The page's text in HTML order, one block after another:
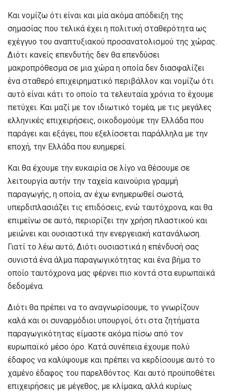
Και νομίζω ότι είναι και μία ακόμα απόδειξη της
σημασίας που τελικά έχει η πολιτική σταθερότητα ως
εχέγγυο του αναπτυξιακού προσανατολισμού της χώρας.
Διότι κανείς επενδυτής δεν θα επενδύσει
μακροπρόθεσμα σε μια χώρα η οποία δεν διασφαλίζει
ένα σταθερό επιχειρηματικό περιβάλλον και νομίζω ότι
αυτό είναι κάτι το οποίο τα τελευταία χρόνια το έχουμε
πετύχει. Και μαζί με τον ιδιωτικό τομέα, με τις μεγάλες
ελληνικές επιχειρήσεις, οικοδομούμε την Ελλάδα που
παράγει και εξάγει, που εξελίσσεται παράλληλα με την
εποχή, την Ελλάδα που ευημερεί.
Και θα έχουμε την ευκαιρία σε λίγο να θέσουμε σε
λειτουργία αυτήν την ταχεία καινούρια γραμμή
παραγωγής, η οποία, αν έχω ενημερωθεί σωστά,
υπερδιπλασιάζει τις επιδόσεις, ενώ ταυτόχρονα, και θα
επιμείνω σε αυτό, περιορίζει την χρήση πλαστικού και
μειώνει και ουσιαστικά την ενεργειακή κατανάλωση.
Γιατί το λέω αυτό; Διότι ουσιαστικά η επένδυσή σας
συνιστά ένα άλμα παραγωγικότητας και ένα βήμα το
οποίο ταυτόχρονα μας φέρνει πιο κοντά στα ευρωπαϊκά
δεδομένα.
Διότι θα πρέπει να το αναγνωρίσουμε, το γνωρίζουν
καλά και οι συναρμόδιοι υπουργοί, ότι στα ζητήματα
παραγωγικότητας είμαστε ακόμα πίσω από τον
ευρωπαϊκό μέσο όρο. Κατά συνέπεια έχουμε πολύ
έδαφος να καλύψουμε και πρέπει να κερδίσουμε αυτό το
χαμένο έδαφος του παρελθόντος. Και αυτό προϋποθέτει
επιχειρήσεις με μέγεθος, με κλίμακα, αλλά κυρίως